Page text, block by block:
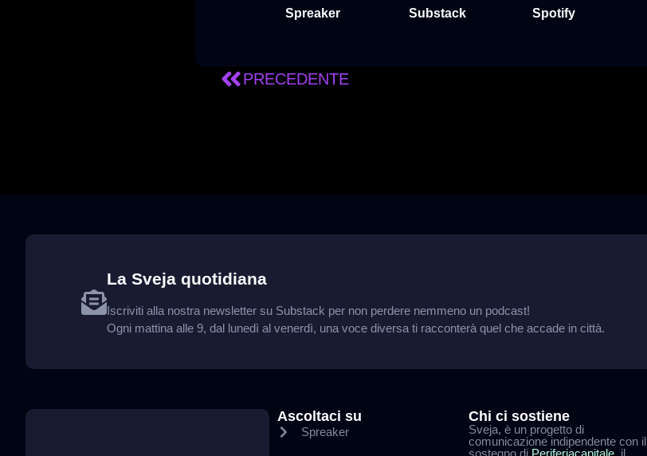
Spreaker
Substack
Spotify
PRECEDENTE
La Sveja quotidiana
Iscriviti alla nostra newsletter su Substack per non perdere nemmeno un podcast!
Ogni mattina alle 9, dal lunedì al venerdì, una voce diversa ti racconterà quel che accade in città.
Ascoltaci su
Spreaker
Chi ci sostiene
Sveja, è un progetto di
comunicazione indipendente con il